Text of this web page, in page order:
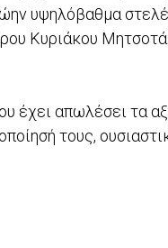
υψηλόβαθμα
Κυριάκου
έχει απωλέσει τα
τους,